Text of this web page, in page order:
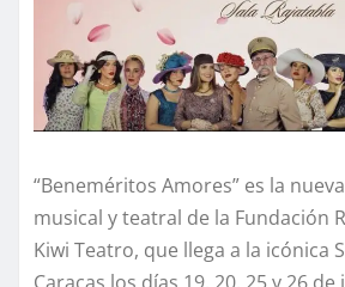
“Beneméritos Amores” es la
musical y teatral de la Fundación
Kiwi Teatro, que llega a la icónica